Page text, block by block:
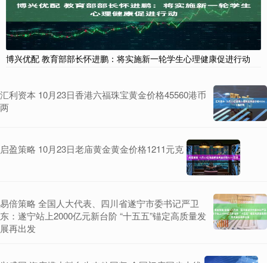
博兴优配 教育部部长怀进鹏：将实施新一轮学生心理健康促进行动
汇利资本 10月23日香港六福珠宝黄金价格45560港币
两
启盈策略 10月23日老庙黄金黄金价格1211元克
易倍策略 全国人大代表、四川省遂宁市委书记严卫
东：遂宁站上2000亿元新台阶 “十五五”锚定高质量发
展再出发